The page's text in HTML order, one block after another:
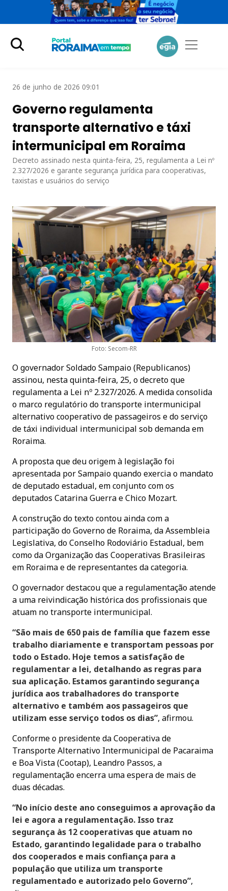
26 de junho de 2026 09:01
Governo regulamenta
transporte alternativo e táxi
intermunicipal em Roraima
Decreto assinado nesta quinta-feira, 25, regulamenta a Lei nº
2.327/2026 e garante segurança jurídica para cooperativas,
taxistas e usuários do serviço
Foto: Secom-RR
O governador Soldado Sampaio (Republicanos)
assinou, nesta quinta-feira, 25, o decreto que
regulamenta a Lei nº 2.327/2026. A medida consolida
o marco regulatório do transporte intermunicipal
alternativo cooperativo de passageiros e do serviço
de táxi individual intermunicipal sob demanda em
Roraima.
A proposta que deu origem à legislação foi
apresentada por Sampaio quando exercia o mandato
de deputado estadual, em conjunto com os
deputados Catarina Guerra e Chico Mozart.
A construção do texto contou ainda com a
participação do Governo de Roraima, da Assembleia
Legislativa, do Conselho Rodoviário Estadual, bem
como da Organização das Cooperativas Brasileiras
em Roraima e de representantes da categoria.
O governador destacou que a regulamentação atende
a uma reivindicação histórica dos profissionais que
atuam no transporte intermunicipal.
“São mais de 650 pais de família que fazem esse
trabalho diariamente e transportam pessoas por
todo o Estado. Hoje temos a satisfação de
regulamentar a lei, detalhando as regras para
sua aplicação. Estamos garantindo segurança
jurídica aos trabalhadores do transporte
alternativo e também aos passageiros que
utilizam esse serviço todos os dias”, afirmou.
Conforme o presidente da Cooperativa de
Transporte Alternativo Intermunicipal de Pacaraima
e Boa Vista (Cootap), Leandro Passos, a
regulamentação encerra uma espera de mais de
duas décadas.
“No início deste ano conseguimos a aprovação da
lei e agora a regulamentação. Isso traz
segurança às 12 cooperativas que atuam no
Estado, garantindo legalidade para o trabalho
dos cooperados e mais confiança para a
população que utiliza um transporte
regulamentado e autorizado pelo Governo”,